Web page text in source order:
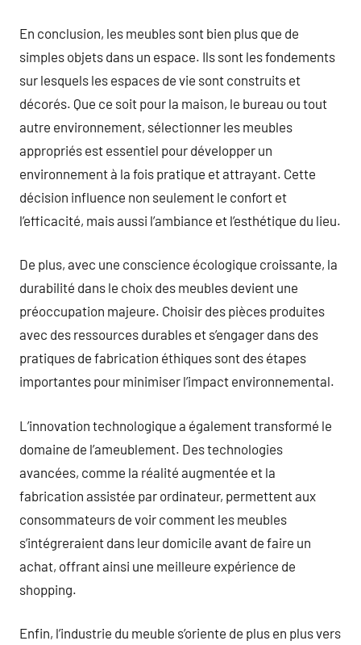
En conclusion, les meubles sont bien plus que de
simples objets dans un espace. Ils sont les fondements
sur lesquels les espaces de vie sont construits et
décorés. Que ce soit pour la maison, le bureau ou tout
autre environnement, sélectionner les meubles
appropriés est essentiel pour développer un
environnement à la fois pratique et attrayant. Cette
décision influence non seulement le confort et
l’efficacité, mais aussi l’ambiance et l’esthétique du lieu.
De plus, avec une conscience écologique croissante, la
durabilité dans le choix des meubles devient une
préoccupation majeure. Choisir des pièces produites
avec des ressources durables et s’engager dans des
pratiques de fabrication éthiques sont des étapes
importantes pour minimiser l’impact environnemental.
L’innovation technologique a également transformé le
domaine de l’ameublement. Des technologies
avancées, comme la réalité augmentée et la
fabrication assistée par ordinateur, permettent aux
consommateurs de voir comment les meubles
s’intégreraient dans leur domicile avant de faire un
achat, offrant ainsi une meilleure expérience de
shopping.
Enfin, l’industrie du meuble s’oriente de plus en plus vers